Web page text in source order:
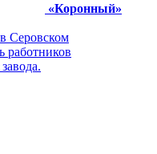
«Коронный»
Серовском
работников